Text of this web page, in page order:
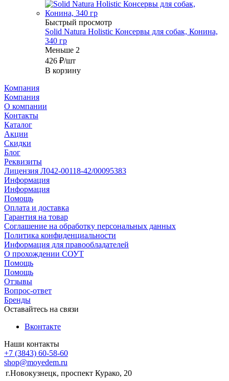
Быстрый просмотр
Solid Natura Holistic Консервы для собак, Конина,
340 гр
Меньше 2
426 ₽/шт
В корзину
Компания
Компания
О компании
Контакты
Каталог
Акции
Скидки
Блог
Реквизиты
Лицензия Л042-00118-42/00095383
Информация
Информация
Помощь
Оплата и доставка
Гарантия на товар
Соглашение на обработку персональных данных
Политика конфиденциальности
Информация для правообладателей
О прохождении СОУТ
Помощь
Помощь
Отзывы
Вопрос-ответ
Бренды
Оставайтесь на связи
Вконтакте
Наши контакты
+7 (3843) 60-58-60
shop@moyedem.ru
г.Новокузнецк, проспект Курако, 20